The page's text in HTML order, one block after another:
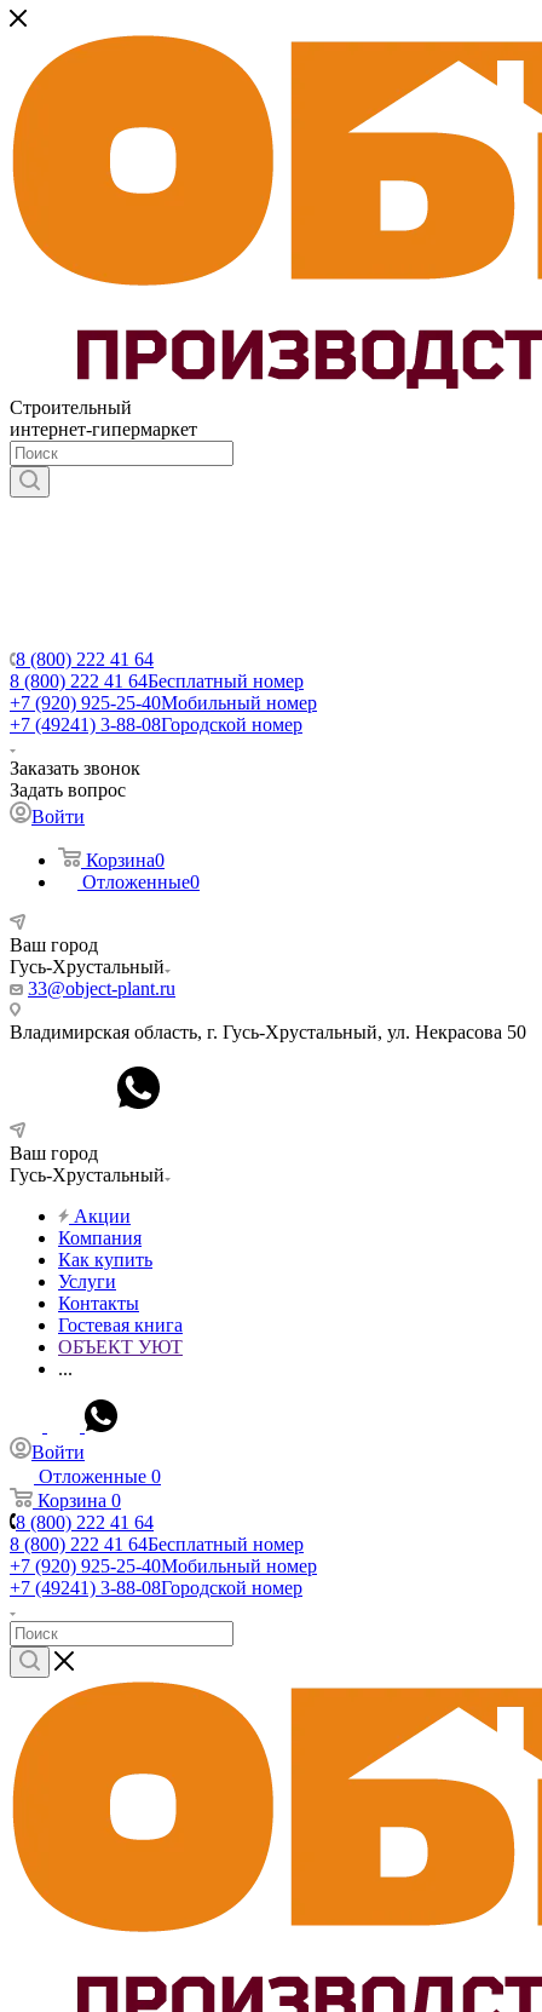
Строительный
интернет-гипермаркет
8 (800) 222 41 64
8 (800) 222 41 64Бесплатный номер
+7 (920) 925-25-40Мобильный номер
+7 (49241) 3-88-08Городской номер
Заказать звонок
Задать вопрос
Войти
Корзина0
Отложенные0
Ваш город
Гусь-Хрустальный
33@object-plant.ru
Владимирская область, г. Гусь-Хрустальный, ул. Некрасова 50
Ваш город
Гусь-Хрустальный
Акции
Компания
Как купить
Услуги
Контакты
Гостевая книга
ОБЪЕКТ УЮТ
...
Войти
Отложенные 0
Корзина 0
8 (800) 222 41 64
8 (800) 222 41 64Бесплатный номер
+7 (920) 925-25-40Мобильный номер
+7 (49241) 3-88-08Городской номер